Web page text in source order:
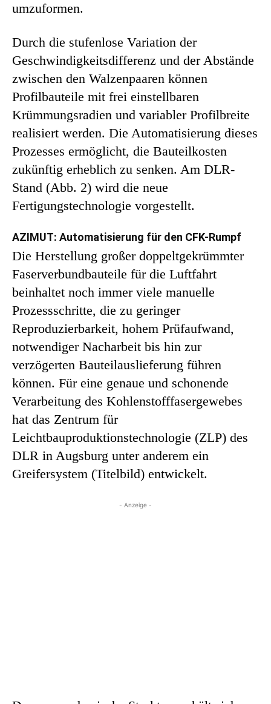
umzuformen.
Durch die stufenlose Variation der
Geschwindigkeitsdifferenz und der Abstände
zwischen den Walzenpaaren können
Profilbauteile mit frei einstellbaren
Krümmungsradien und variabler Profilbreite
realisiert werden. Die Automatisierung dieses
Prozesses ermöglicht, die Bauteilkosten
zukünftig erheblich zu senken. Am DLR-
Stand (Abb. 2) wird die neue
Fertigungstechnologie vorgestellt.
AZIMUT: Automatisierung für den CFK-Rumpf
Die Herstellung großer doppeltgekrümmter
Faserverbundbauteile für die Luftfahrt
beinhaltet noch immer viele manuelle
Prozessschritte, die zu geringer
Reproduzierbarkeit, hohem Prüfaufwand,
notwendiger Nacharbeit bis hin zur
verzögerten Bauteilauslieferung führen
können. Für eine genaue und schonende
Verarbeitung des Kohlenstofffasergewebes
hat das Zentrum für
Leichtbauproduktionstechnologie (ZLP) des
DLR in Augsburg unter anderem ein
Greifersystem (Titelbild) entwickelt.
- Anzeige -